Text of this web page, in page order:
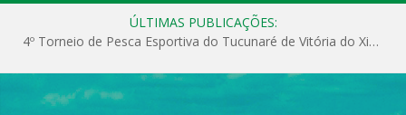
ÚLTIMAS PUBLICAÇÕES:
4º Torneio de Pesca Esportiva do Tucunaré de Vitória do Xingu